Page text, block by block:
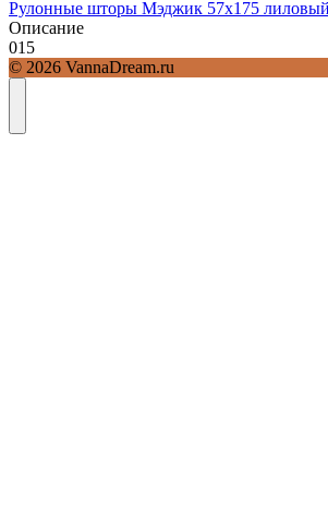
Рулонные шторы Мэджик 57х175
Описание
015
© 2026 VannaDream.ru